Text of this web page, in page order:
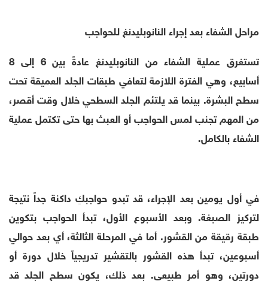
مراحل الشفاء بعد إجراء النانوبليدنغ للحواجب
تستغرق عملية الشفاء من النانوبليدنغ عادةً بين 6 إلى 8
أسابيع، وهي الفترة اللازمة لتعافي طبقات الجلد العميقة تحت
سطح البشرة. بينما قد يلتئم الجلد السطحي خلال وقت أقصر،
من المهم تجنب لمس الحواجب أو العبث بها حتى تكتمل عملية
الشفاء بالكامل.
في أول يومين بعد الإجراء، قد تبدو حواجبكِ داكنة جداً نتيجة
لتركيز الصبغة. وبعد الأسبوع الأول، تبدأ الحواجب بتكوين
طبقة رقيقة من القشور. أما في المرحلة الثالثة، أي بعد حوالي
أسبوعين، تبدأ هذه القشور بالتقشير تدريجياً خلال دورة أو
دورتين، وهو أمر طبيعي. بعد ذلك، يكون سطح الجلد قد